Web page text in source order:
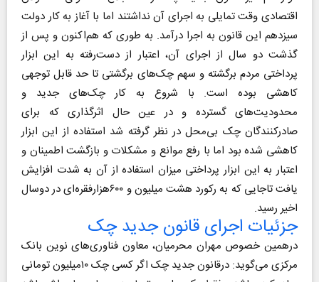
اقتصادی وقت تمایلی به اجرای آن نداشتند اما با آغاز به کار دولت
سیزدهم این قانون به اجرا درآمد. به طوری که هم‌اکنون و پس از
گذشت دو سال از اجرای آن، اعتبار از دست‌رفته به این ابزار
پرداختی مردم برگشته و سهم چک‌های برگشتی تا حد قابل توجهی
کاهشی بوده است. با شروع به کار چک‌های جدید و
محدودیت‌های گسترده و در عین حال اثرگذاری که برای
صادرکنندگان چک بی‌محل در نظر گرفته شد استفاده از این ابزار
کاهشی شده بود اما با رفع موانع و مشکلات و بازگشت اطمینان و
اعتبار به این ابزار پرداختی میزان استفاده از آن به شدت افزایش
یافت تاجایی که به رکورد هشت میلیون و ۶۰۰هزارفقره‌ای در دوسال
اخیر رسید.
جزئیات اجرای قانون جدید چک
درهمین خصوص مهران محرمیان، معاون فناوری‌های نوین بانک
مرکزی می‌گوید: درقانون جدید چک اگر کسی چک ۱۰میلیون تومانی